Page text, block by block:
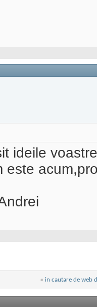
ideile
este
« in cautare de web